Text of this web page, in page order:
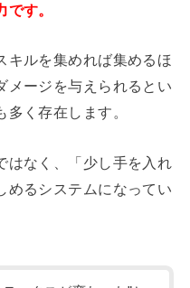
す。
キルを集めれば集めるほ
メージを与えられるとい
く存在します。
はなく、「少し手を入れ
めるシステムになってい